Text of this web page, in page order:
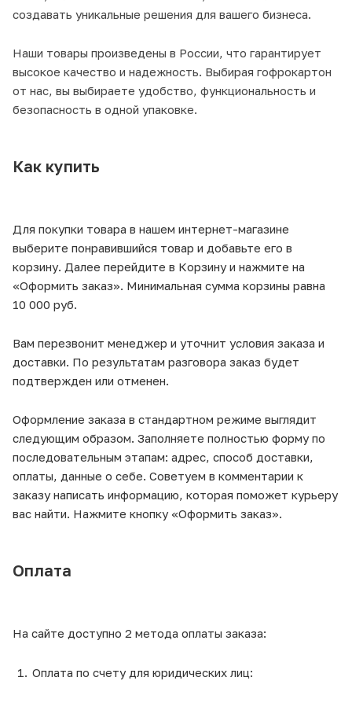
создавать уникальные решения для вашего бизнеса.
Наши товары произведены в России, что гарантирует
высокое качество и надежность. Выбирая гофрокартон
от нас, вы выбираете удобство, функциональность и
безопасность в одной упаковке.
Как купить
Для покупки товара в нашем интернет-магазине
выберите понравившийся товар и добавьте его в
корзину. Далее перейдите в Корзину и нажмите на
«Оформить заказ». Минимальная сумма корзины равна
10 000 руб.
Вам перезвонит менеджер и уточнит условия заказа и
доставки. По результатам разговора заказ будет
подтвержден или отменен.
Оформление заказа в стандартном режиме выглядит
следующим образом. Заполняете полностью форму по
последовательным этапам: адрес, способ доставки,
оплаты, данные о себе. Советуем в комментарии к
заказу написать информацию, которая поможет курьеру
вас найти. Нажмите кнопку «Оформить заказ».
Оплата
На сайте доступно 2 метода оплаты заказа:
Оплата по счету для юридических лиц: